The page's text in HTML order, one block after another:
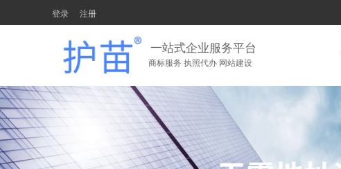
登录 注册
一站式企业服务平台
商标服务 执照代办 网站建设